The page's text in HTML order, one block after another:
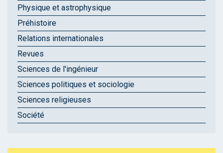
Physique et astrophysique
Préhistoire
Relations internationales
Revues
Sciences de l'ingénieur
Sciences politiques et sociologie
Sciences religieuses
Société